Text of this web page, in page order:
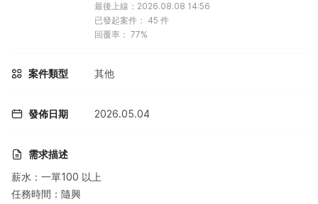
最後上線：2026.08.08 14:56
已發起案件： 45 件
回覆率： 77%
案件類型 其他
發佈日期 2026.05.04
需求描述
薪水：一單100 以上
任務時間：隨興